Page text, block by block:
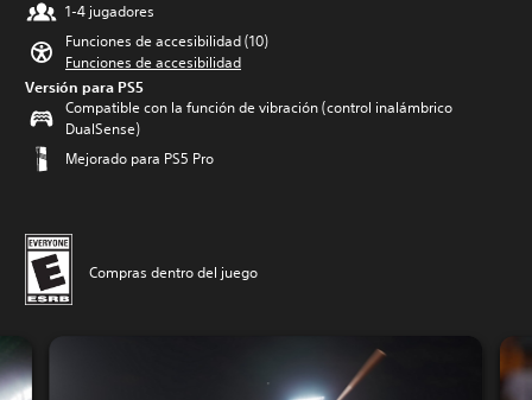
1-4 jugadores
Funciones de accesibilidad (10)
Funciones de accesibilidad
Versión para PS5
Compatible con la función de vibración (control inalámbrico
DualSense)
Mejorado para PS5 Pro
Compras dentro del juego